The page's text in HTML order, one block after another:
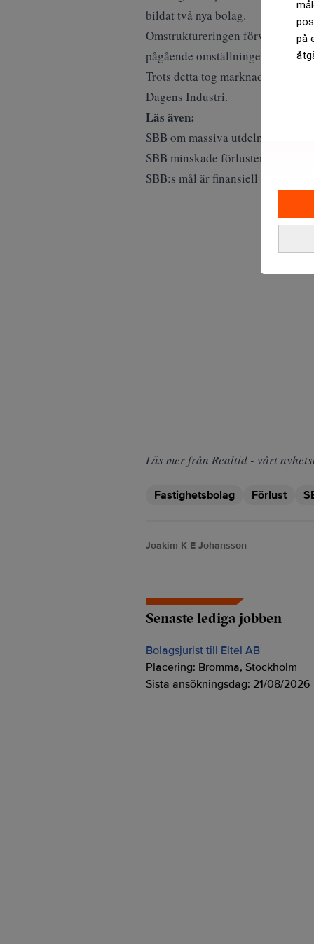
på
bildat två nya bolag.
Omstruktureringen förväntas på
pågående omställningen.
Trots detta tog marknaden emot
Dagens Industri.
Läs även:
SBB om massiva utdelningarna:
SBB minskade förlusten. Realtid
SBB:s mål är finansiell stabilitet
Läs mer från Realtid - vårt
Fastighetsbolag Förlust
Joakim K E Johansson
Senaste lediga jobben
Bolagsjurist till Eltel AB
Placering: Bromma, Stockholm
Sista ansökningsdag: 21/08/2026